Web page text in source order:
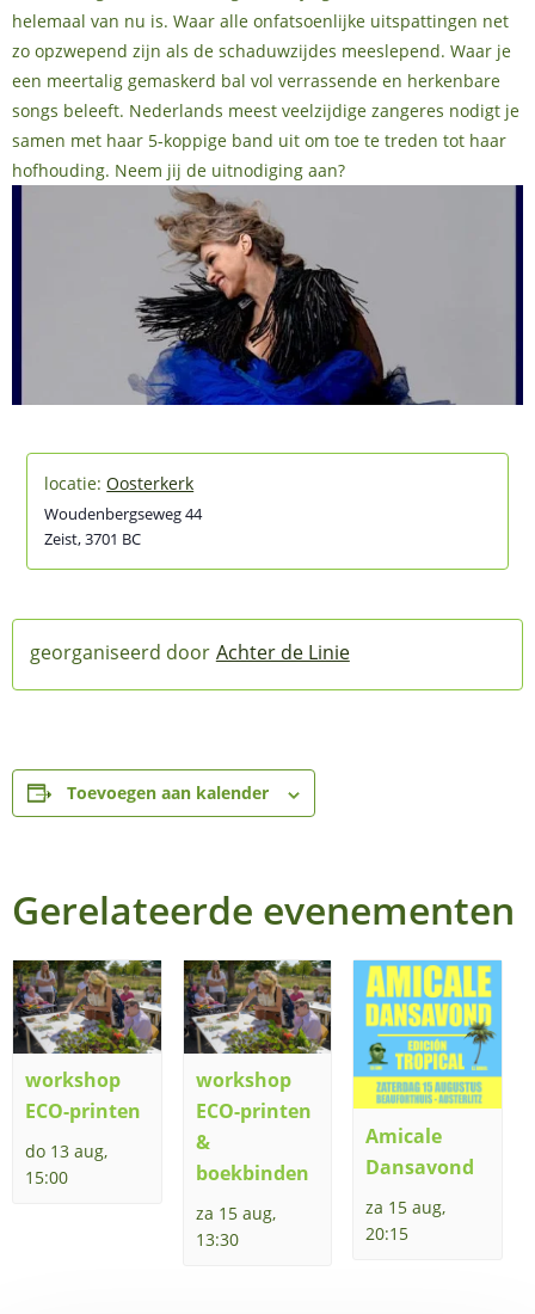
helemaal van nu is. Waar alle onfatsoenlijke uitspattingen net
zo opzwepend zijn als de schaduwzijdes meeslepend. Waar je
een meertalig gemaskerd bal vol verrassende en herkenbare
songs beleeft. Nederlands meest veelzijdige zangeres nodigt je
samen met haar 5-koppige band uit om toe te treden tot haar
hofhouding. Neem jij de uitnodiging aan?
Oosterkerk
Woudenbergseweg 44
Zeist,3701 BC
Achter de Linie
Toevoegen aan kalender
Gerelateerde evenementen
workshop
ECO-printen
do 13 aug,
15:00
workshop
ECO-printen
&
boekbinden
za 15 aug,
13:30
Amicale
Dansavond
za 15 aug,
20:15